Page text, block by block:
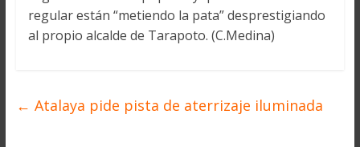
regular están “metiendo la pata” desprestigiando
al propio alcalde de Tarapoto. (C.Medina)
← Atalaya pide pista de aterrizaje iluminada